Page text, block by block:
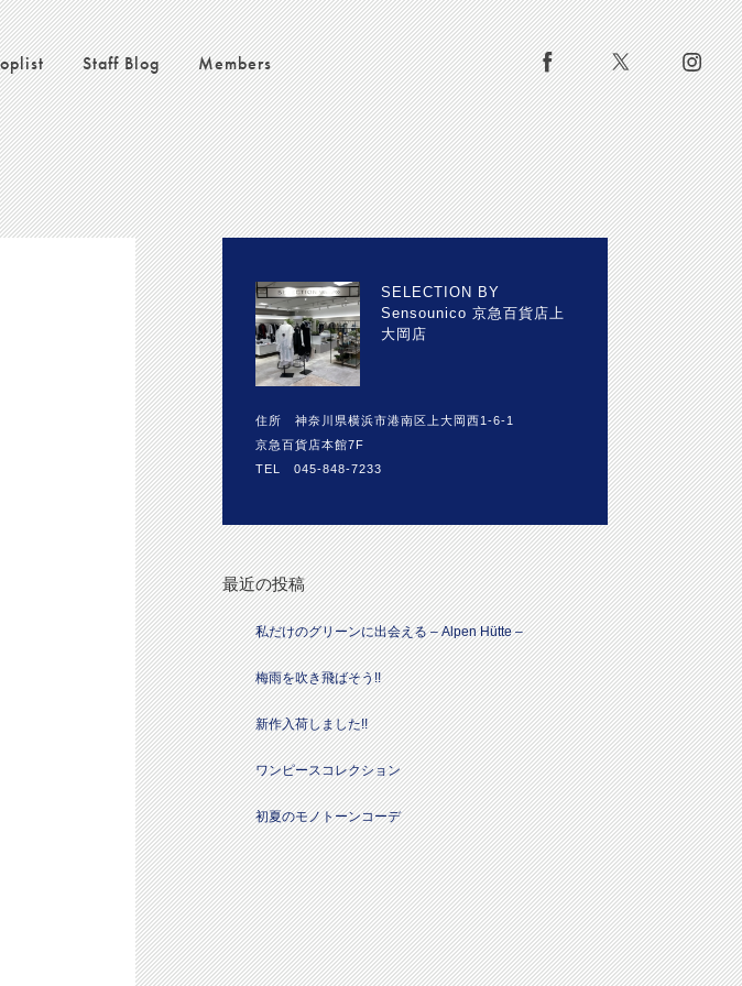
Staff Blog Members
SELECTION BY
Sensounico 京急百貨店上
大岡店
住所 神奈川県横浜市港南区上大岡西1-6-1
京急百貨店本館7F
TEL 045-848-7233
最近の投稿
私だけのグリーンに出会える – Alpen Hütte –
梅雨を吹き飛ばそう!!
新作入荷しました!!
ワンピースコレクション
初夏のモノトーンコーデ